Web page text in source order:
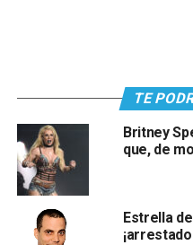
TE
Britney
que, de
Estrella